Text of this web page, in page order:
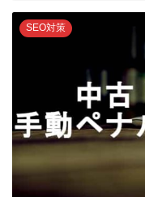
SEO対策